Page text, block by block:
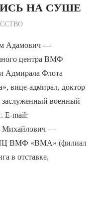
НА СУШЕ
Адамович —
центра ВМФ
Адмирала Флота
вице-адмирал, доктор
заслуженный военный
E-mail:
Михайлович —
ВМФ «ВМА» (филиал
в отставке,